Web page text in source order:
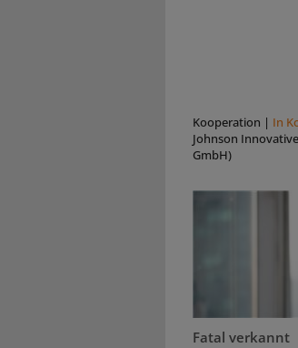
Kooperation | In
Johnson
GmbH)
Fatal verkannt